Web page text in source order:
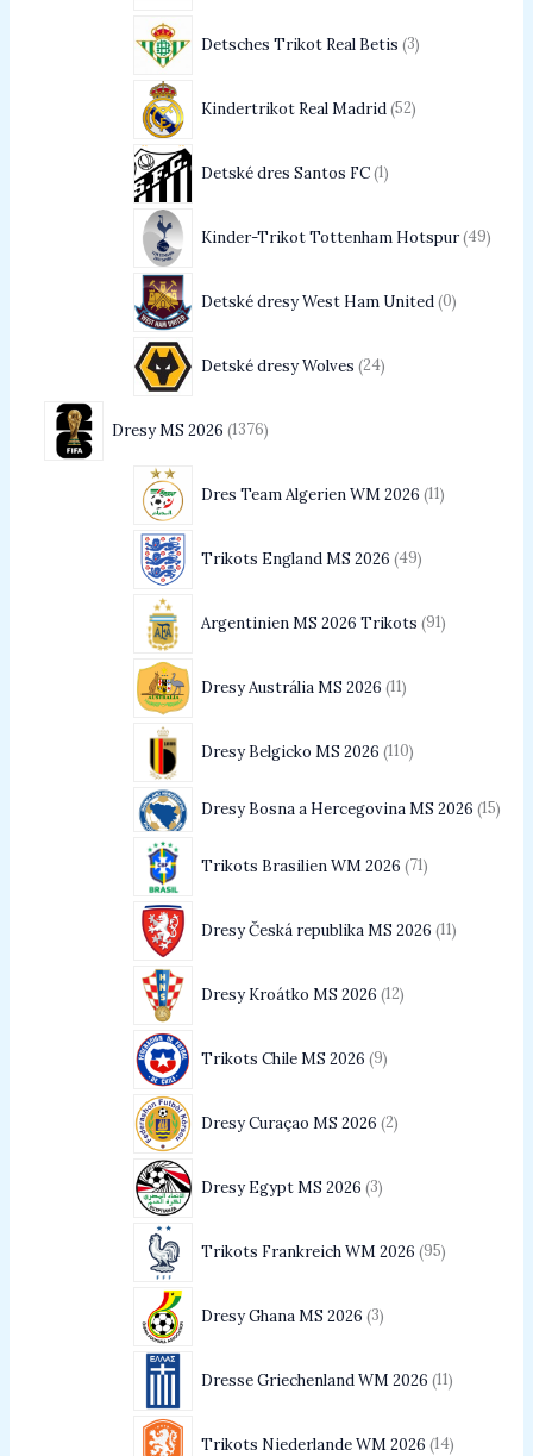
Detsches Trikot Real Betis 3
Kindertrikot Real Madrid 52
Detské dres Santos FC 1
Kinder-Trikot Tottenham Hotspur 49
Detské dresy West Ham United 0
Detské dresy Wolves 24
Dresy MS 2026 1376
Dres Team Algerien WM 2026 11
Trikots England MS 2026 49
Argentinien MS 2026 Trikots 91
Dresy Austrália MS 2026 11
Dresy Belgicko MS 2026 110
Dresy Bosna a Hercegovina MS 2026 15
Trikots Brasilien WM 2026 71
Dresy Česká republika MS 2026 11
Dresy Kroátko MS 2026 12
Trikots Chile MS 2026 9
Dresy Curaçao MS 2026 2
Dresy Egypt MS 2026 3
Trikots Frankreich WM 2026 95
Dresy Ghana MS 2026 3
Dresse Griechenland WM 2026 11
Trikots Niederlande WM 2026 14